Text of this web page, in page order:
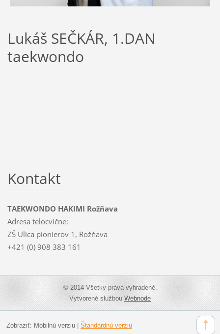
Lukáš SEČKÁR, 1.DAN
taekwondo
Kontakt
TAEKWONDO HAKIMI Rožňava
Adresa telocvične:
ZŠ Ulica pionierov 1, Rožňava
+421 (0) 908 383 161
© 2014 Všetky práva vyhradené.
Vytvorené službouWebnode
Zobraziť: Mobilnú verziu| Štandardnú verziu